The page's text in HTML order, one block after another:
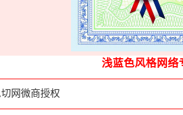
浅蓝色风格网络